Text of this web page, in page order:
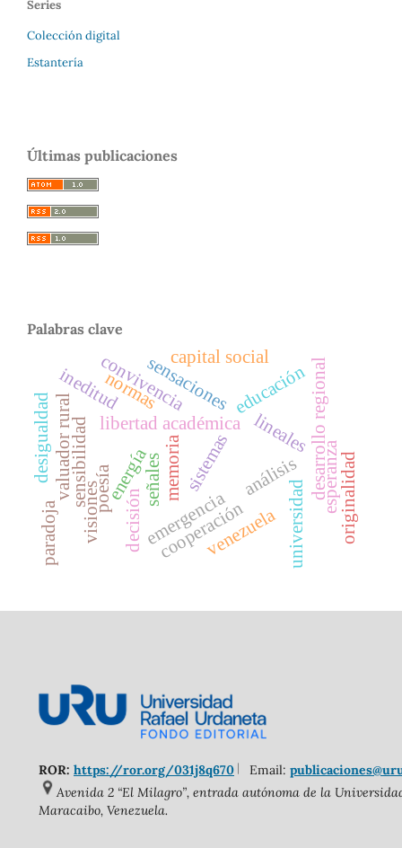
Series
Colección digital
Estantería
Últimas publicaciones
Palabras clave
señales sistemas lineales
análisis
energía
universidad
libertad académica
educacióndesarrollo regional
sensaciones
esperanza
convivencia
emergencia
poesía memoria
visiones
sensibilidad
capital social
normas
cooperación
decisión
valuador rural
venezuela
paradoja
desigualdad
originalidad
ineditud
ROR: https://ror.org/031j8q670 Email:
Avenida 2 “El Milagro”, entrada autónoma de la
Maracaibo, Venezuela.